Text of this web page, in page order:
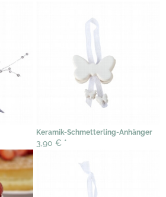
Keramik-Schmetterling-Anhänger
3,90 € *